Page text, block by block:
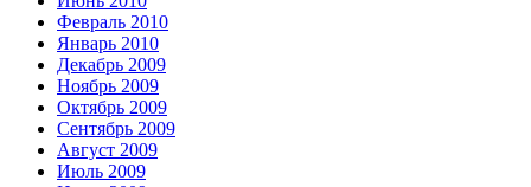
Февраль 2010
Январь 2010
Декабрь 2009
Ноябрь 2009
Октябрь 2009
Сентябрь 2009
Август 2009
Июль 2009